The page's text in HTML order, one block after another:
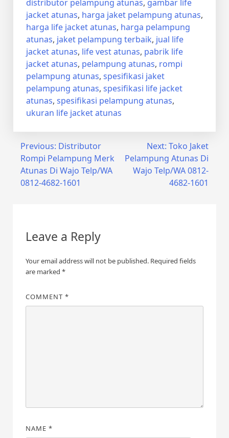
distributor pelampung atunas, gambar life
jacket atunas, harga jaket pelampung atunas,
harga life jacket atunas, harga pelampung
atunas, jaket pelampung terbaik, jual life
jacket atunas, life vest atunas, pabrik life
jacket atunas, pelampung atunas, rompi
pelampung atunas, spesifikasi jaket
pelampung atunas, spesifikasi life jacket
atunas, spesifikasi pelampung atunas,
ukuran life jacket atunas
Post
navigation
Previous: Distributor
Rompi Pelampung Merk
Atunas Di Wajo Telp/WA
0812-4682-1601
Next: Toko Jaket
Pelampung Atunas Di
Wajo Telp/WA 0812-
4682-1601
Leave a Reply
Your email address will not be published. Required fields
are marked *
COMMENT *
NAME *